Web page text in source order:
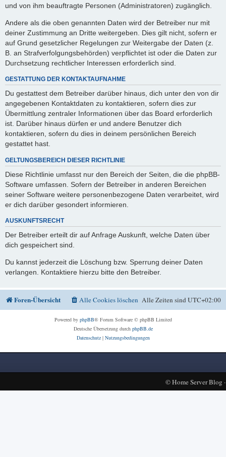
und von ihm beauftragte Personen (Administratoren) zugänglich.
Andere als die oben genannten Daten wird der Betreiber nur mit
deiner Zustimmung an Dritte weitergeben. Dies gilt nicht, sofern er
auf Grund gesetzlicher Regelungen zur Weitergabe der Daten (z.
B. an Strafverfolgungsbehörden) verpflichtet ist oder die Daten zur
Durchsetzung rechtlicher Interessen erforderlich sind.
GESTATTUNG DER KONTAKTAUFNAHME
Du gestattest dem Betreiber darüber hinaus, dich unter den von dir
angegebenen Kontaktdaten zu kontaktieren, sofern dies zur
Übermittlung zentraler Informationen über das Board erforderlich
ist. Darüber hinaus dürfen er und andere Benutzer dich
kontaktieren, sofern du dies in deinem persönlichen Bereich
gestattet hast.
GELTUNGSBEREICH DIESER RICHTLINIE
Diese Richtlinie umfasst nur den Bereich der Seiten, die die phpBB-
Software umfassen. Sofern der Betreiber in anderen Bereichen
seiner Software weitere personenbezogene Daten verarbeitet, wird
er dich darüber gesondert informieren.
AUSKUNFTSRECHT
Der Betreiber erteilt dir auf Anfrage Auskunft, welche Daten über
dich gespeichert sind.
Du kannst jederzeit die Löschung bzw. Sperrung deiner Daten
verlangen. Kontaktiere hierzu bitte den Betreiber.
Foren-Übersicht Alle Zeiten sindUTC+02:00
Alle Cookies löschen
Powered by phpBB® Forum Software © phpBB Limited
Deutsche Übersetzung durch phpBB.de
Datenschutz| Nutzungsbedingungen
©Home Server Blog